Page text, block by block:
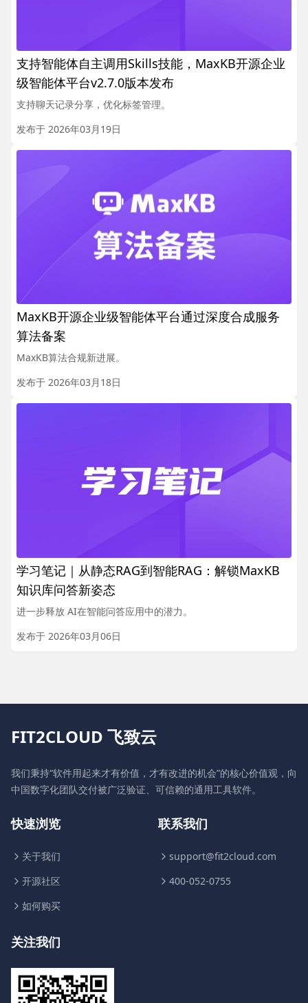
支持智能体自主调用Skills技能，MaxKB开源企业
级智能体平台v2.7.0版本发布
支持聊天记录分享，优化标签管理。
发布于 2026年03月19日
MaxKB开源企业级智能体平台通过深度合成服务
算法备案
MaxKB算法合规新进展。
发布于 2026年03月18日
学习笔记｜从静态RAG到智能RAG：解锁MaxKB
知识库问答新姿态
进一步释放 AI在智能问答应用中的潜力。
发布于 2026年03月06日
FIT2CLOUD 飞致云
我们秉持“软件用起来才有价值，才有改进的机会”的核心价值观，向
中国数字化团队交付被广泛验证、可信赖的通用工具软件。
快速浏览
关于我们
开源社区
如何购买
联系我们
support@fit2cloud.com
400-052-0755
关注我们